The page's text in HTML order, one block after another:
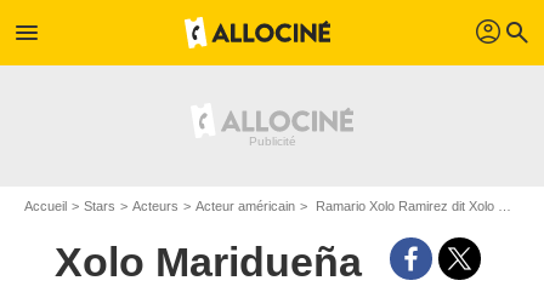
menu profil search
Accueil Stars Acteurs Acteur américain Ramario Xolo Ramirez dit Xolo Maridueña
Xolo Maridueña